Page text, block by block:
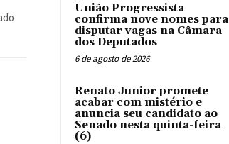
União Progressista
confirma nove nomes para
disputar vagas na Câmara
dos Deputados
6 de agosto de 2026
Renato Junior promete
acabar com mistério e
anuncia seu candidato ao
Senado nesta quinta-feira
(6)